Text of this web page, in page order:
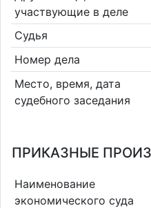
участвующие в деле
Судья
Номер дела
Место, время, дата
судебного заседания
ПРИКАЗНЫЕ
Наименование
экономического суда